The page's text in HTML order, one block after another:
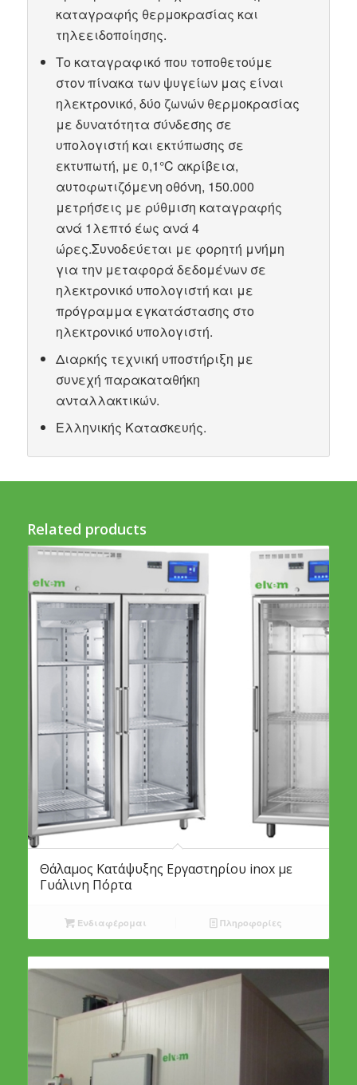
καταγραφής θερμοκρασίας και
τηλεειδοποίησης.
Το καταγραφικό που τοποθετούμε
στον πίνακα των ψυγείων μας είναι
ηλεκτρονικό, δύο ζωνών θερμοκρασίας
με δυνατότητα σύνδεσης σε
υπολογιστή και εκτύπωσης σε
εκτυπωτή, με 0,1°C ακρίβεια,
αυτοφωτιζόμενη οθόνη, 150.000
μετρήσεις με ρύθμιση καταγραφής
ανά 1λεπτό έως ανά 4
ώρες.Συνοδεύεται με φορητή μνήμη
για την μεταφορά δεδομένων σε
ηλεκτρονικό υπολογιστή και με
πρόγραμμα εγκατάστασης στο
ηλεκτρονικό υπολογιστή.
Διαρκής τεχνική υποστήριξη με
συνεχή παρακαταθήκη
ανταλλακτικών.
Ελληνικής Κατασκευής.
Related products
Θάλαμος Κατάψυξης Εργαστηρίου inox με
Γυάλινη Πόρτα
Ενδιαφέρομαι Πληροφορίες